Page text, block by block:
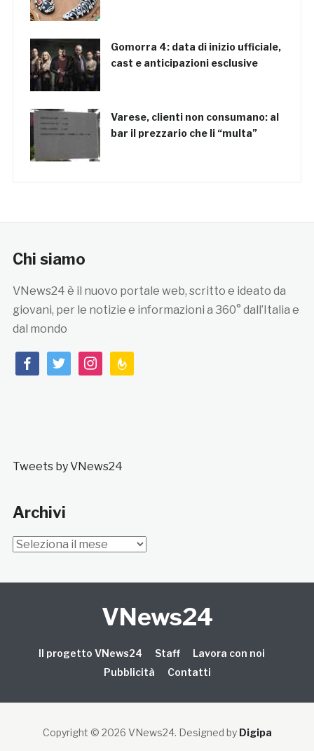
Gomorra 4: data di inizio ufficiale,
cast e anticipazioni esclusive
Varese, clienti non consumano: al
bar il prezzario che li “multa”
Chi siamo
VNews24 è il nuovo portale web, scritto e ideato da
giovani, per le notizie e informazioni a 360° dall’Italia e
dal mondo
facebooktwitterinstagramfeedburner
Tweets by VNews24
Archivi
Archivi
VNews24
Il progetto VNews24 Staff
Lavora con noi
Pubblicità
Contatti
Copyright © 2026 VNews24. Designed by Digipa